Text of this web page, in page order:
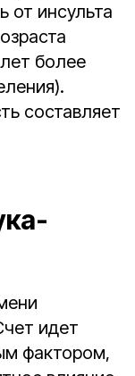
от инсульта
более
составляет
идет
фактором,